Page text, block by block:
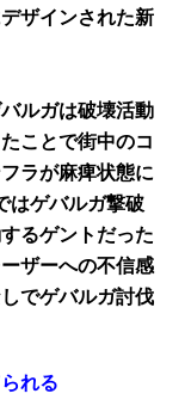
ザインされた新
ルガは破壊活動
ことで街中のコ
ラが麻痺状態に
はゲバルガ撃破
るゲントだった
ザーへの不信感
でゲバルガ討伐
れる